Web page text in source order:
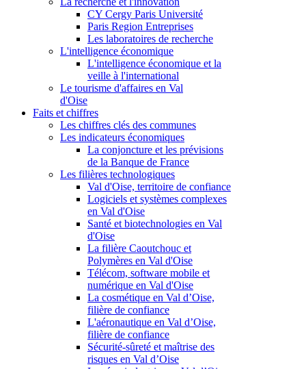
CY Cergy Paris Université
Paris Region Entreprises
Les laboratoires de recherche
L'intelligence économique
L'intelligence économique et la
veille à l'international
Le tourisme d'affaires en Val
d'Oise
Faits et chiffres
Les chiffres clés des communes
Les indicateurs économiques
La conjoncture et les prévisions
de la Banque de France
Les filières technologiques
Val d'Oise, territoire de confiance
Logiciels et systèmes complexes
en Val d'Oise
Santé et biotechnologies en Val
d'Oise
La filière Caoutchouc et
Polymères en Val d'Oise
Télécom, software mobile et
numérique en Val d'Oise
La cosmétique en Val d’Oise,
filière de confiance
L'aéronautique en Val d’Oise,
filière de confiance
Sécurité-sûreté et maîtrise des
risques en Val d’Oise